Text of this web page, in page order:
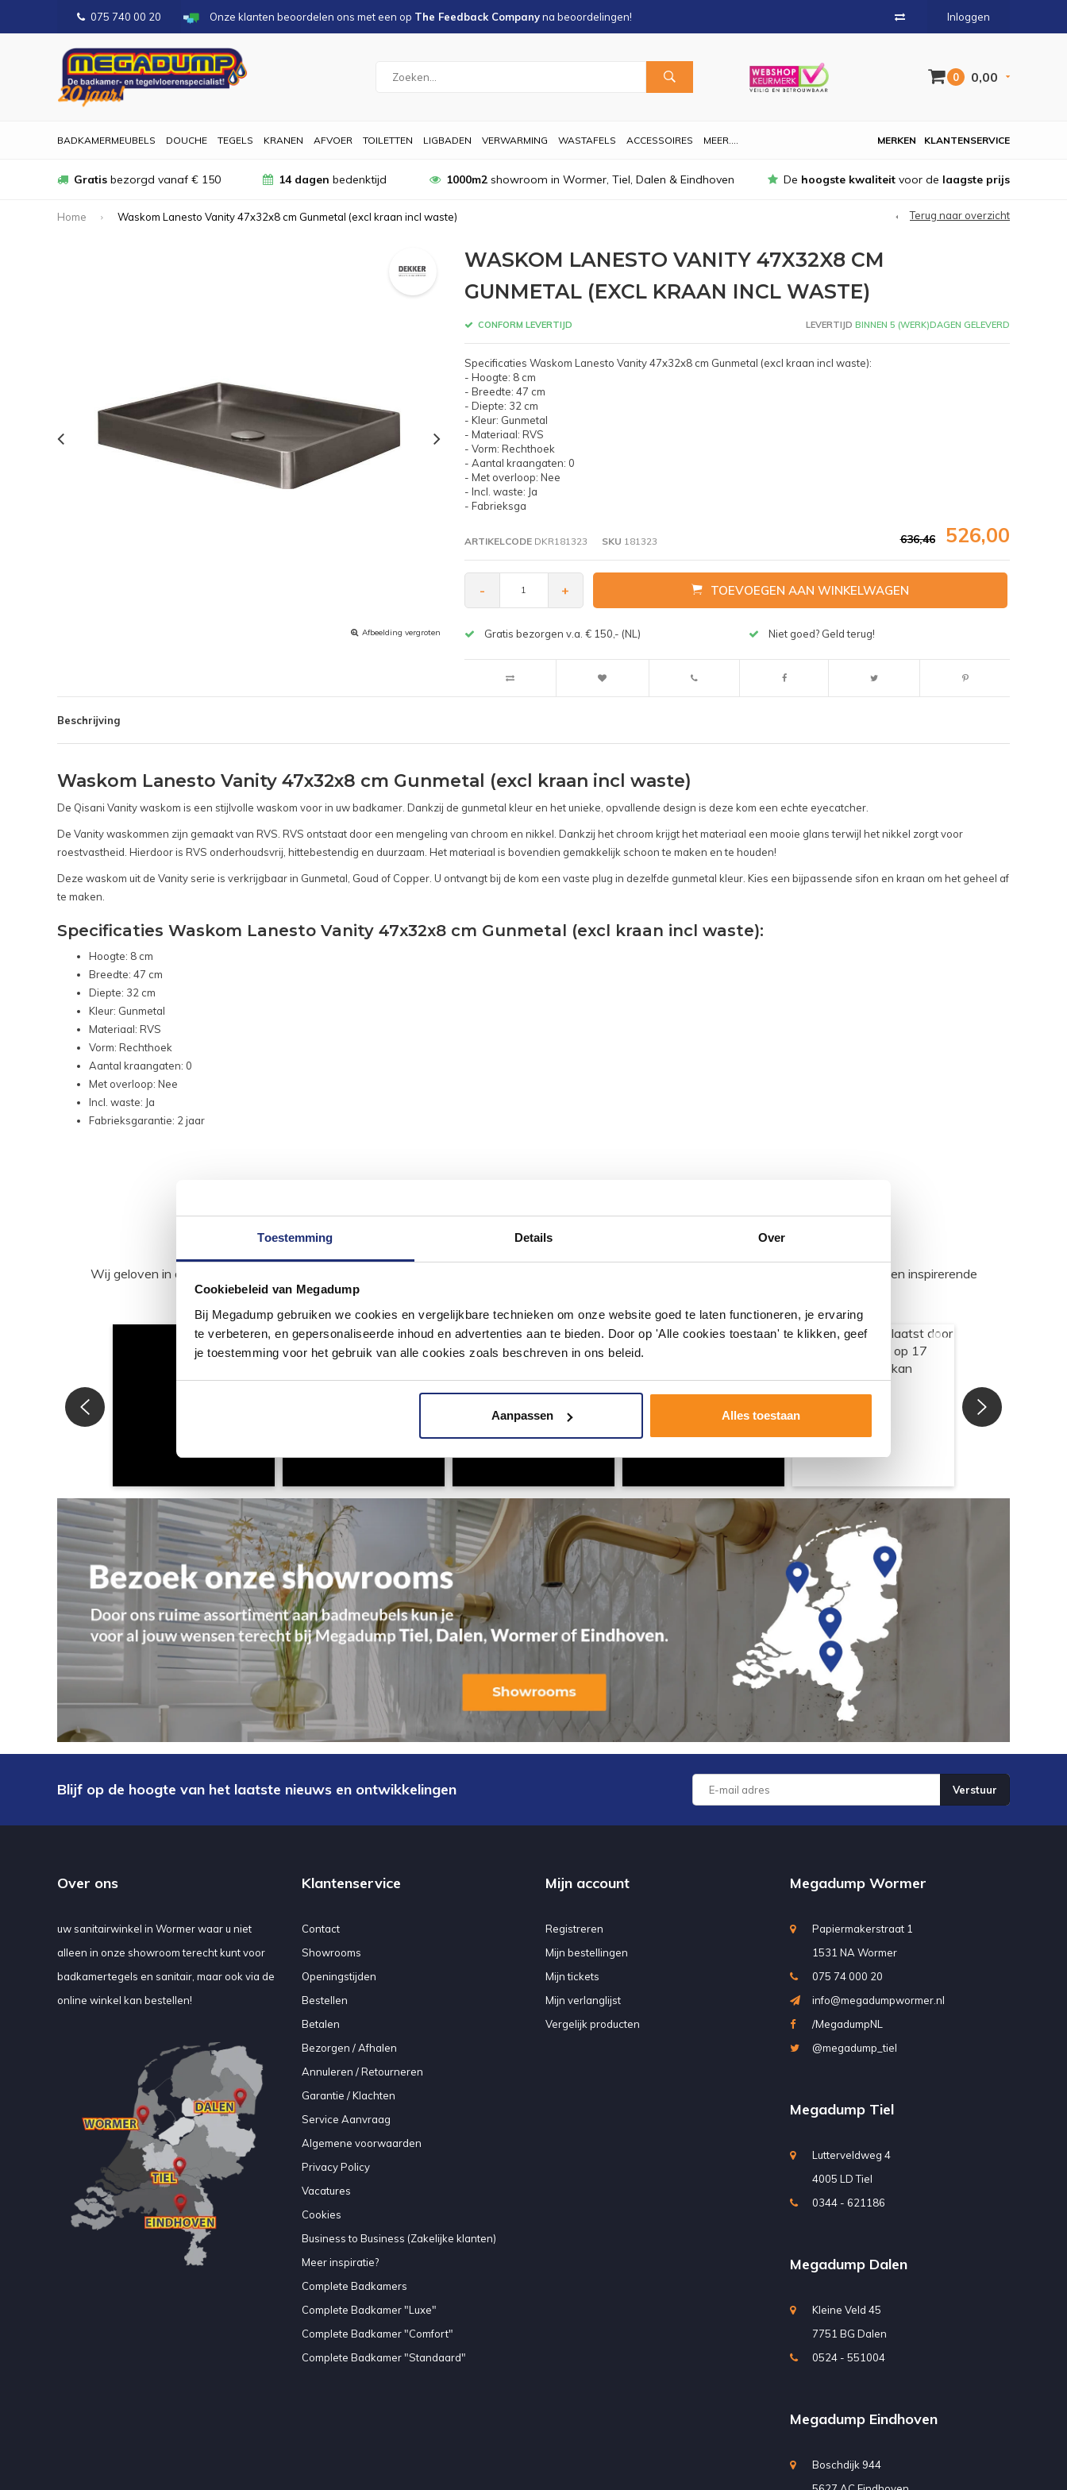
Toestemming Details Over
Cookiebeleid van Megadump
Bij Megadump gebruiken we cookies en vergelijkbare technieken om onze website goed te laten functioneren, je ervaring
te verbeteren, en gepersonaliseerde inhoud en advertenties aan te bieden. Door op 'Alle cookies toestaan' te klikken, geef
je toestemming voor het gebruik van alle cookies zoals beschreven in ons beleid.
Aanpassen Alles toestaan
075 740 00 20 Onze klanten beoordelen ons met een op The Feedback Companyna beoordelingen! Inloggen
0 0,00
BADKAMERMEUBELS DOUCHE TEGELS KRANEN AFVOER TOILETTEN LIGBADEN VERWARMING WASTAFELS ACCESSOIRES MEER.... KLANTENSERVICE
MERKEN
Gratis bezorgd vanaf € 150 14 dagen bedenktijd 1000m2showroom in Wormer, Tiel, Dalen & Eindhoven De hoogste kwaliteit voor de laagste prijs
Home Waskom Lanesto Vanity 47x32x8 cm Gunmetal (excl kraan incl waste) Terug naar overzicht
Afbeelding vergroten
WASKOM LANESTO VANITY 47X32X8 CM
GUNMETAL (EXCL KRAAN INCL WASTE)
CONFORM LEVERTIJD LEVERTIJD BINNEN 5 (WERK)DAGEN GELEVERD
Specificaties Waskom Lanesto Vanity 47x32x8 cm Gunmetal (excl kraan incl waste):
- Hoogte: 8 cm
- Breedte: 47 cm
- Diepte: 32 cm
- Kleur: Gunmetal
- Materiaal: RVS
- Vorm: Rechthoek
- Aantal kraangaten: 0
- Met overloop: Nee
- Incl. waste: Ja
- Fabrieksga
ARTIKELCODEDKR181323 SKU 181323 636,46 526,00
- + TOEVOEGEN AAN WINKELWAGEN
Gratis bezorgen v.a. € 150,- (NL) Niet goed? Geld terug!
Beschrijving
Waskom Lanesto Vanity 47x32x8 cm Gunmetal (excl kraan incl waste)
De Qisani Vanity waskom is een stijlvolle waskom voor in uw badkamer. Dankzij de gunmetal kleur en het unieke, opvallende design is deze kom een echte eyecatcher.
De Vanity waskommen zijn gemaakt van RVS. RVS ontstaat door een mengeling van chroom en nikkel. Dankzij het chroom krijgt het materiaal een mooie glans terwijl het nikkel zorgt voor
roestvastheid. Hierdoor is RVS onderhoudsvrij, hittebestendig en duurzaam. Het materiaal is bovendien gemakkelijk schoon te maken en te houden!
Deze waskom uit de Vanity serie is verkrijgbaar in Gunmetal, Goud of Copper. U ontvangt bij de kom een vaste plug in dezelfde gunmetal kleur. Kies een bijpassende sifon en kraan om het geheel af
te maken.
Specificaties Waskom Lanesto Vanity 47x32x8 cm Gunmetal (excl kraan incl waste):
Hoogte: 8 cm
Breedte: 47 cm
Diepte: 32 cm
Kleur: Gunmetal
Materiaal: RVS
Vorm: Rechthoek
Aantal kraangaten: 0
Met overloop: Nee
Incl. waste: Ja
Fabrieksgarantie: 2 jaar
#mijndroombadkamer
Wij geloven in de kracht van delen. Deel jouw badkamer op Instagram met #mijndroombadkamer en tag @megadumpnl. Samen bouwen we een inspirerende
Blijf op de hoogte van het laatste nieuws en ontwikkelingen Verstuur
Over ons
uw sanitairwinkel in Wormer waar u niet
alleen in onze showroom terecht kunt voor
badkamertegels en sanitair, maar ook via de
online winkel kan bestellen!
Klantenservice
Contact
Showrooms
Openingstijden
Bestellen
Betalen
Bezorgen / Afhalen
Annuleren / Retourneren
Garantie / Klachten
Service Aanvraag
Algemene voorwaarden
Privacy Policy
Vacatures
Cookies
Business to Business (Zakelijke klanten)
Meer inspiratie?
Complete Badkamers
Complete Badkamer "Luxe"
Complete Badkamer "Comfort"
Complete Badkamer "Standaard"
Mijn account
Registreren
Mijn bestellingen
Mijn tickets
Mijn verlanglijst
Vergelijk producten
Megadump Wormer
Papiermakerstraat 1
1531 NA Wormer
075 74 000 20
info@megadumpwormer.nl
/MegadumpNL
@megadump_tiel
Megadump Tiel
Lutterveldweg 4
4005 LD Tiel
0344 - 621186
Megadump Dalen
Kleine Veld 45
7751 BG Dalen
0524 - 551004
Megadump Eindhoven
Boschdijk 944